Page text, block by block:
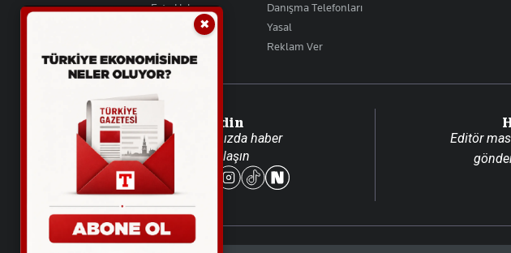
Foto Haber
Video Galeri
Danışma Telefonları
Yasal
Reklam Ver
Takip Edin
Favori mecralarınızda haber
akışımıza ulaşın
Editör
✖